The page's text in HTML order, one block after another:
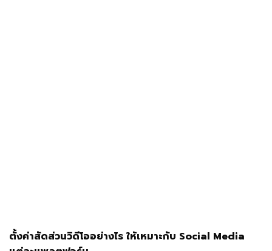
ตั้งค่าสัดส่วนวิดีโออย่างไร ให้เหมาะกับ Social Media